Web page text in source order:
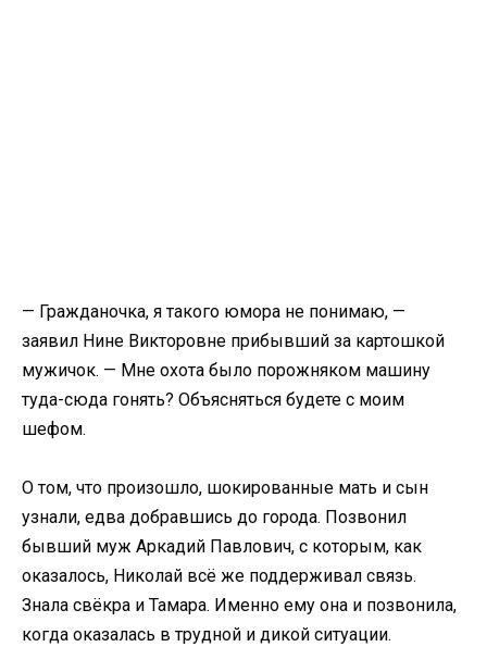
— Гражданочка, я такого юмора не понимаю, —
заявил Нине Викторовне прибывший за картошкой
мужичок. — Мне охота было порожняком машину
туда-сюда гонять? Объясняться будете с моим
шефом.
О том, что произошло, шокированные мать и сын
узнали, едва добравшись до города. Позвонил
бывший муж Аркадий Павлович, с которым, как
оказалось, Николай всё же поддерживал связь.
Знала свёкра и Тамара. Именно ему она и позвонила,
когда оказалась в трудной и дикой ситуации.